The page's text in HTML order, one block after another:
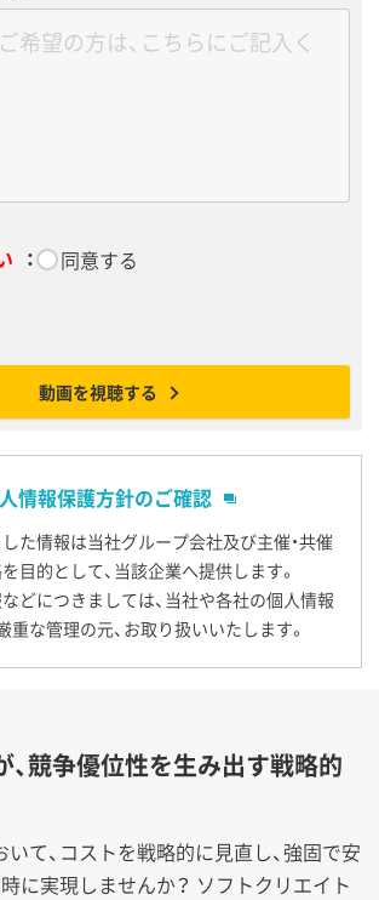
*
： 同意する
動画を視聴する
情報保護方針のご確認
た情報は当社グループ会社及び主催・共催
目的として、当該企業へ提供します。
どにつきましては、当社や各社の個人情報
重な管理の元、お取り扱いいたします。
、競争優位性を生み出す戦略的
て、コストを戦略的に見直し、強固で安
に実現しませんか？ ソフトクリエイト